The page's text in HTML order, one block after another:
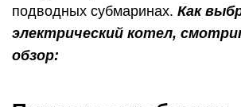
подводных субмаринах. Как
электрический котел,
обзор: